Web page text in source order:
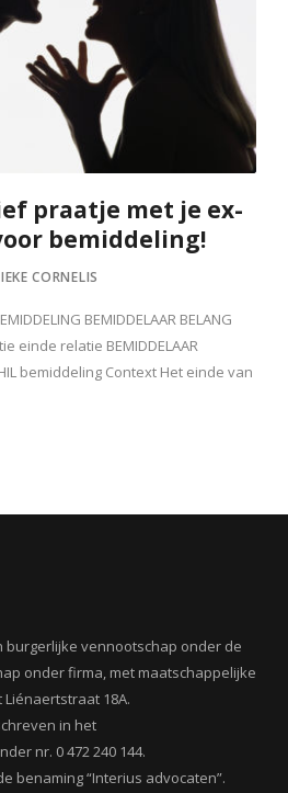
praatje met je ex-
bemiddeling!
CORNELIS
BEMIDDELAAR BELANG
einde relatie BEMIDDELAAR
bemiddeling Context Het einde van
burgerlijke vennootschap onder de
onder firma, met maatschappelijke
Liénaertstraat 18A.
in het
nr. 0 472 240 144.
benaming “Interius advocaten”.